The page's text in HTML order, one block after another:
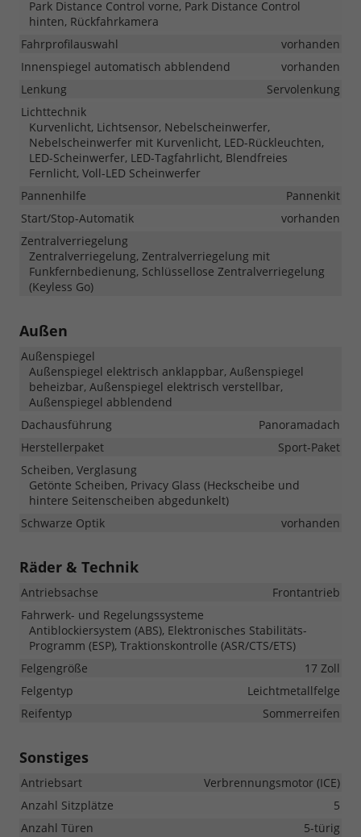
Park Distance Control vorne, Park Distance Control
hinten, Rückfahrkamera
Fahrprofilauswahl
vorhanden
Innenspiegel automatisch abblendend
vorhanden
Lenkung
Servolenkung
Lichttechnik
Kurvenlicht, Lichtsensor, Nebelscheinwerfer,
Nebelscheinwerfer mit Kurvenlicht, LED-Rückleuchten,
LED-Scheinwerfer, LED-Tagfahrlicht, Blendfreies
Fernlicht, Voll-LED Scheinwerfer
Pannenhilfe
Pannenkit
Start/Stop-Automatik
vorhanden
Zentralverriegelung
Zentralverriegelung, Zentralverriegelung mit
Funkfernbedienung, Schlüssellose Zentralverriegelung
(Keyless Go)
Außen
Außenspiegel
Außenspiegel elektrisch anklappbar, Außenspiegel
beheizbar, Außenspiegel elektrisch verstellbar,
Außenspiegel abblendend
Dachausführung
Panoramadach
Herstellerpaket
Sport-Paket
Scheiben, Verglasung
Getönte Scheiben, Privacy Glass (Heckscheibe und
hintere Seitenscheiben abgedunkelt)
Schwarze Optik
vorhanden
Räder & Technik
Antriebsachse
Frontantrieb
Fahrwerk- und Regelungssysteme
Antiblockiersystem (ABS), Elektronisches Stabilitäts-
Programm (ESP), Traktionskontrolle (ASR/CTS/ETS)
Felgengröße
17 Zoll
Felgentyp
Leichtmetallfelge
Reifentyp
Sommerreifen
Sonstiges
Antriebsart
Verbrennungsmotor (ICE)
Anzahl Sitzplätze
5
Anzahl Türen
5-türig